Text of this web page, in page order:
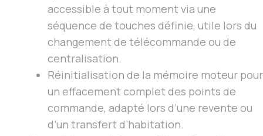
accessible à tout moment via une
séquence de touches définie, utile lors du
changement de télécommande ou de
centralisation.
Réinitialisation de la mémoire moteur pour
un effacement complet des points de
commande, adapté lors d’une revente ou
d’un transfert d’habitation.